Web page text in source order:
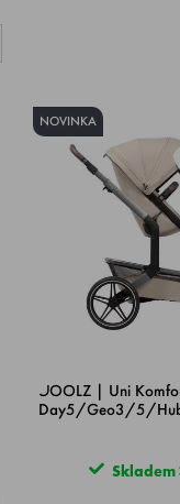
NOVINKA
JOOLZ | Uni
Day5/Geo3/5/
Skladem